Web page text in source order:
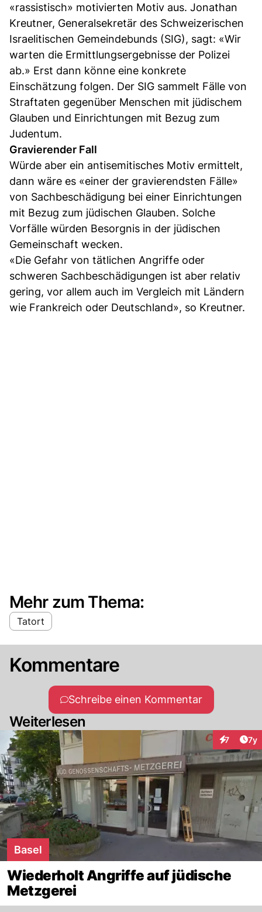
«rassistisch» motivierten Motiv aus. Jonathan
Kreutner, Generalsekretär des Schweizerischen
Israelitischen Gemeindebunds (SIG), sagt: «Wir
warten die Ermittlungsergebnisse der Polizei
ab.» Erst dann könne eine konkrete
Einschätzung folgen. Der SIG sammelt Fälle von
Straftaten gegenüber Menschen mit jüdischem
Glauben und Einrichtungen mit Bezug zum
Judentum.
Gravierender Fall
Würde aber ein antisemitisches Motiv ermittelt,
dann wäre es «einer der gravierendsten Fälle»
von Sachbeschädigung bei einer Einrichtungen
mit Bezug zum jüdischen Glauben. Solche
Vorfälle würden Besorgnis in der jüdischen
Gemeinschaft wecken.
«Die Gefahr von tätlichen Angriffe oder
schweren Sachbeschädigungen ist aber relativ
gering, vor allem auch im Vergleich mit Ländern
wie Frankreich oder Deutschland», so Kreutner.
Mehr zum Thema:
Tatort
Kommentare
Schreibe einen Kommentar
Weiterlesen
7 7y
Basel
Wiederholt Angriffe auf jüdische
Metzgerei